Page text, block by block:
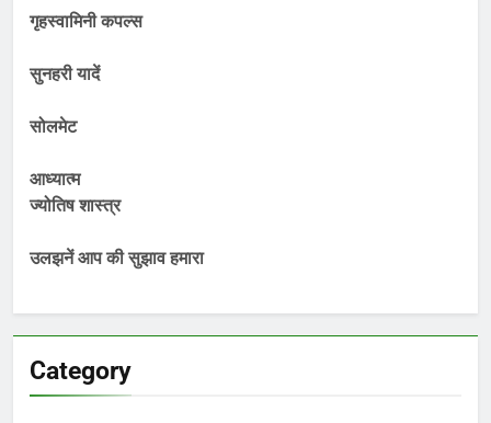
गृहस्वामिनी कपल्स
सुनहरी यादें
सोलमेट
आध्यात्म
ज्योतिष शास्त्र
उलझनें आप की सुझाव हमारा
Category